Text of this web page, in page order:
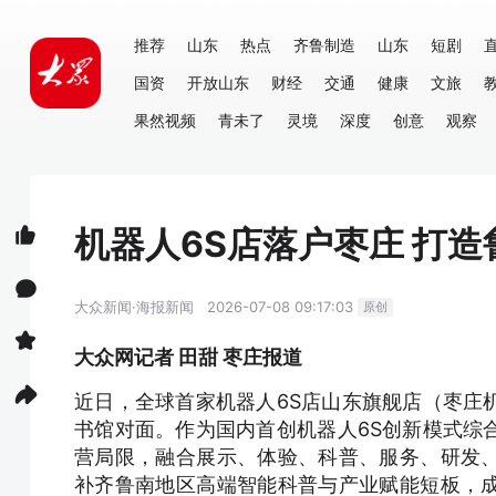
推荐 山东 热点 齐鲁制造 山东 短剧
国资
开放山东 财经 交通 健康 文旅
果然视频
青未了 灵境 深度 创意 观察
机器人6S店落户枣庄 打
大众新闻·海报新闻 2026-07-08 09:17:03 原创
大众网记者 田甜 枣庄报道
近日，全球首家机器人6S店山东旗舰店（枣
书馆对面。作为国内首创机器人6S创新模式
营局限，融合展示、体验、科普、服务、研发
补齐鲁南地区高端智能科普与产业赋能短板，